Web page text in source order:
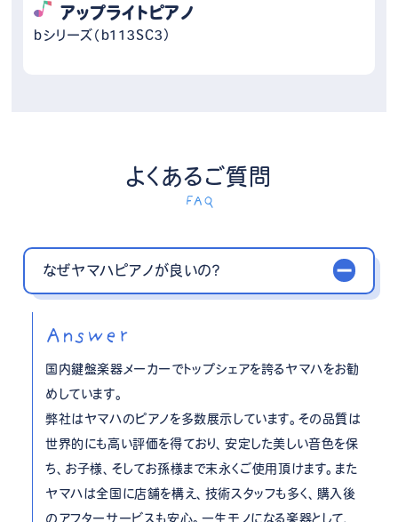
アップライトピアノ
bシリーズ（b113SC3）
よくあるご質問
FAQ
なぜヤマハピアノが良いの？
Answer
国内鍵盤楽器メーカーでトップシェアを誇るヤマハをお勧
めしています。
弊社はヤマハのピアノを多数展示しています。その品質は
世界的にも高い評価を得ており、安定した美しい音色を保
ち、お子様、そしてお孫様まで末永くご使用頂けます。また
ヤマハは全国に店舗を構え、技術スタッフも多く、購入後
のアフターサービスも安心。一生モノになる楽器として、